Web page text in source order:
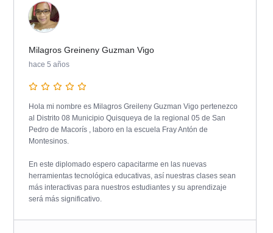
Milagros Greineny Guzman Vigo
hace 5 años
Hola mi nombre es Milagros Greileny Guzman Vigo pertenezco
al Distrito 08 Municipio Quisqueya de la regional 05 de San
Pedro de Macorís , laboro en la escuela Fray Antón de
Montesinos.
En este diplomado espero capacitarme en las nuevas
herramientas tecnológica educativas, así nuestras clases sean
más interactivas para nuestros estudiantes y su aprendizaje
será más significativo.